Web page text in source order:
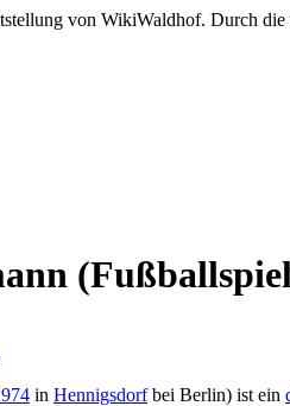
von WikiWaldhof. Durch
in Hennigsdorfbei Berlin) ist ein